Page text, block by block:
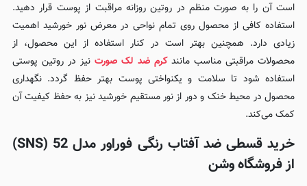
است آن را به صورت منظم در روتین روزانه مراقبت از پوست قرار دهید.
استفاده کافی از محصول روی تمام نواحی در معرض نور خورشید اهمیت
زیادی دارد. همچنین بهتر است در کنار استفاده از این محصول، از
محصولات مراقبتی مناسب مانندکرم ضد لک صورتنیز در روتین پوستی
استفاده شود تا سلامت و یکنواختی پوست بهتر حفظ گردد. نگهداری
محصول در محیط خنک و دور از نور مستقیم خورشید نیز به حفظ کیفیت آن
کمک می‌کند.
خرید قسطی ضد آفتاب رنگی فوراور مدل 52 (SNS)
از فروشگاه وشن